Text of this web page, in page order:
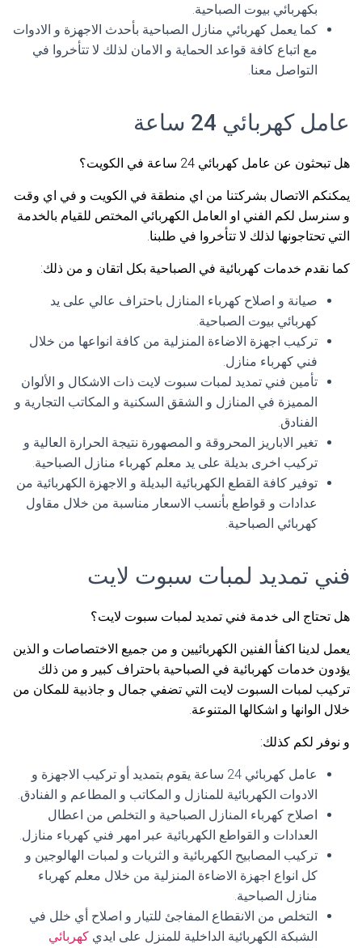
بكهربائي بيوت الصباحية.
كما يعمل كهربائي منازل الصباحية بأحدث الاجهزة و الادوات
مع اتباع كافة قواعد الحماية و الامان لذلك لا تتأخروا في
التواصل معنا.
عامل كهربائي 24 ساعة
هل تبحثون عن عامل كهربائي 24 ساعة في الكويت؟
يمكنكم الاتصال بشركتنا من اي منطقة في الكويت و في اي وقت
و سنرسل لكم الفني او العامل الكهربائي المختص للقيام بالخدمة
التي تحتاجونها لذلك لا تتأخروا في طلبنا.
كما نقدم خدمات كهربائية في الصباحية بكل اتقان و من ذلك:
صيانة و اصلاح كهرباء المنازل باحتراف عالي على يد
كهربائي بيوت الصباحية.
تركيب اجهزة الاضاءة المنزلية من كافة انواعها من خلال
فني كهرباء منازل.
تأمين فني تمديد لمبات سبوت لايت ذات الاشكال و الألوان
المميزة في المنازل و الشقق السكنية و المكاتب التجارية و
الفنادق.
تغير الاباريز المحروقة و المصهورة نتيجة الحرارة العالية و
تركيب اخرى بديلة على يد معلم كهرباء منازل الصباحية.
توفير كافة القطع الكهربائية البديلة و الاجهزة الكهربائية من
عدادات و قواطع بأنسب الاسعار مناسبة من خلال مقاول
كهربائي الصباحية.
فني تمديد لمبات سبوت لايت
هل تحتاج الى خدمة فني تمديد لمبات سبوت لايت؟
يعمل لدينا اكفأ الفنين الكهربائيين و من جميع الاختصاصات و الذين
يؤدون خدمات كهربائية في الصباحية باحتراف كبير و من ذلك
تركيب لمبات السبوت لايت التي تضفي جمال و جاذبية للمكان من
خلال الوانها و اشكالها المتنوعة.
و نوفر لكم كذلك:
عامل كهربائي 24 ساعة يقوم بتمديد أو تركيب الاجهزة و
الادوات الكهربائية للمنازل و المكاتب و المطاعم و الفنادق.
اصلاح كهرباء المنازل الصباحية و التخلص من اعطال
العدادات و القواطع الكهربائية عبر امهر فني كهرباء منازل.
تركيب المصابيح الكهربائية و الثريات و لمبات الهالوجين و
كل انواع اجهزة الاضاءة المنزلية من خلال معلم كهرباء
منازل الصباحية.
التخلص من الانقطاع المفاجئ للتيار و اصلاح أي خلل في
الشبكة الكهربائية الداخلية للمنزل على ايدي كهربائي